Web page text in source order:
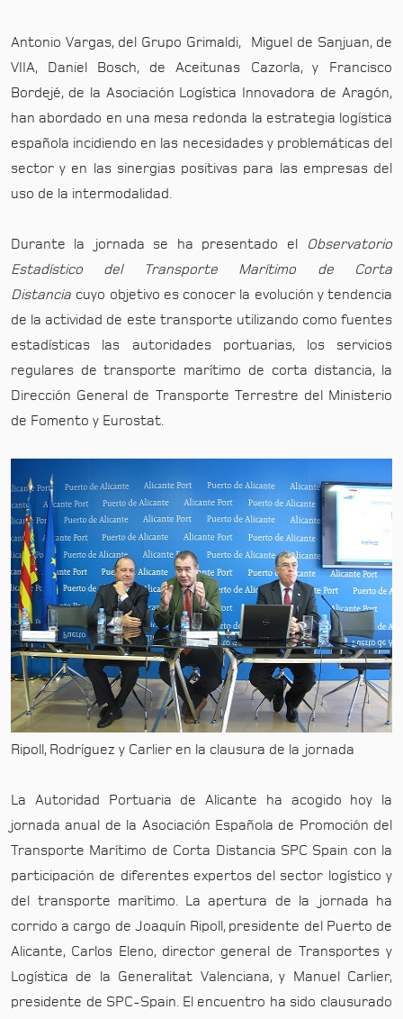
Antonio Vargas, del Grupo Grimaldi, Miguel de Sanjuan, de
VIIA, Daniel Bosch, de Aceitunas Cazorla, y Francisco
Bordejé, de la Asociación Logística Innovadora de Aragón,
han abordado en una mesa redonda la estrategia logística
española incidiendo en las necesidades y problemáticas del
sector y en las sinergias positivas para las empresas del
uso de la intermodalidad.
Durante la jornada se ha presentado el
Observatorio
Estadístico del Transporte Marítimo de Corta
Distancia cuyo objetivo es conocer la evolución y tendencia
de la actividad de este transporte utilizando como fuentes
estadísticas las autoridades portuarias, los servicios
regulares de transporte marítimo de corta distancia, la
Dirección General de Transporte Terrestre del Ministerio
de Fomento y Eurostat.
Ripoll, Rodríguez y Carlier en la clausura de la jornada
La Autoridad Portuaria de Alicante ha acogido hoy la
jornada anual de la Asociación Española de Promoción del
Transporte Marítimo de Corta Distancia SPC Spain con la
participación de diferentes expertos del sector logístico y
del transporte marítimo. La apertura de la jornada ha
corrido a cargo de Joaquín Ripoll, presidente del Puerto de
Alicante, Carlos Eleno, director general de Transportes y
Logística de la Generalitat Valenciana, y Manuel Carlier,
presidente de SPC-Spain. El encuentro ha sido clausurado